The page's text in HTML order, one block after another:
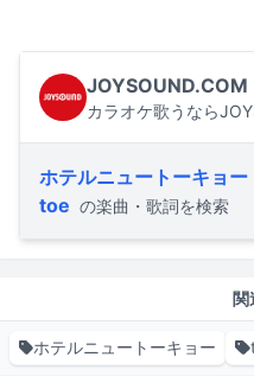
JOYSOUND.COM
カラオケ歌うなら
ホテルニュートーキョー
toe の楽曲・歌詞を検索
ホテルニュートーキョー